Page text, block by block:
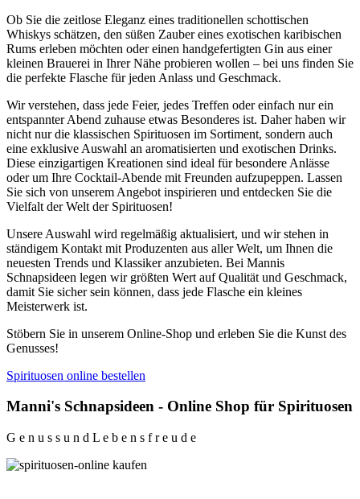
Ob Sie die zeitlose Eleganz eines traditionellen schottischen
Whiskys schätzen, den süßen Zauber eines exotischen karibischen
Rums erleben möchten oder einen handgefertigten Gin aus einer
kleinen Brauerei in Ihrer Nähe probieren wollen – bei uns finden Sie
die perfekte Flasche für jeden Anlass und Geschmack.
Wir verstehen, dass jede Feier, jedes Treffen oder einfach nur ein
entspannter Abend zuhause etwas Besonderes ist. Daher haben wir
nicht nur die klassischen Spirituosen im Sortiment, sondern auch
eine exklusive Auswahl an aromatisierten und exotischen Drinks.
Diese einzigartigen Kreationen sind ideal für besondere Anlässe
oder um Ihre Cocktail-Abende mit Freunden aufzupeppen. Lassen
Sie sich von unserem Angebot inspirieren und entdecken Sie die
Vielfalt der Welt der Spirituosen!
Unsere Auswahl wird regelmäßig aktualisiert, und wir stehen in
ständigem Kontakt mit Produzenten aus aller Welt, um Ihnen die
neuesten Trends und Klassiker anzubieten. Bei Mannis
Schnapsideen legen wir größten Wert auf Qualität und Geschmack,
damit Sie sicher sein können, dass jede Flasche ein kleines
Meisterwerk ist.
Stöbern Sie in unserem Online-Shop und erleben Sie die Kunst des
Genusses!
Spirituosen online bestellen
Manni's Schnapsideen - Online Shop für Spirituosen
G e n u s s u n d L e b e n s f r e u d e